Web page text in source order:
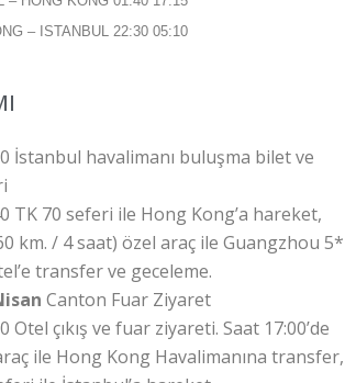
– ISTANBUL 22:30 05:10
İstanbul havalimanı buluşma bilet ve
TK 70 seferi ile Hong Kong’a hareket,
km. / 4 saat) özel araç ile Guangzhou 5*
transfer ve geceleme.
Canton Fuar Ziyaret
Otel çıkış ve fuar ziyareti. Saat 17:00’de
ile Hong Kong Havalimanına transfer,